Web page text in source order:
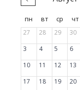
пн вт ср чт
27
28 29 30
3
4 5 6
10
11 12 13
17
18 19 20